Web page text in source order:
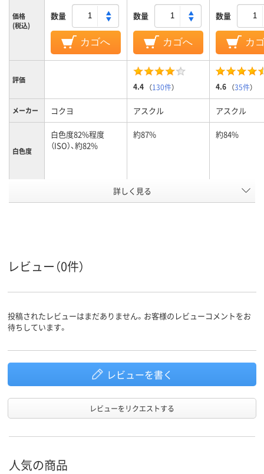
価格
(税込)
数量
カゴへ
数量
カゴへ
数量
カ
評価
4.4 （130件） 4.6 （35件）
メーカー コクヨ アスクル アスクル
白色度
白色度82%程度
（ISO）、約82%
約87% 約84%
約90μm(0.09mm) 約
枚数
A3 A5 A5 （148 ×
アスクル
商品環境
スコア
詳しく見る
レビュー（0件）
投稿されたレビューはまだありません。お客様のレビューコメントをお
待ちしています。
レビューを書く
レビューをリクエストする
人気の商品